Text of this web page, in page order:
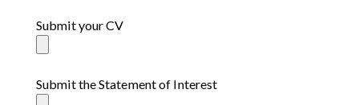
Submit your CV
Submit the Statement of Interest